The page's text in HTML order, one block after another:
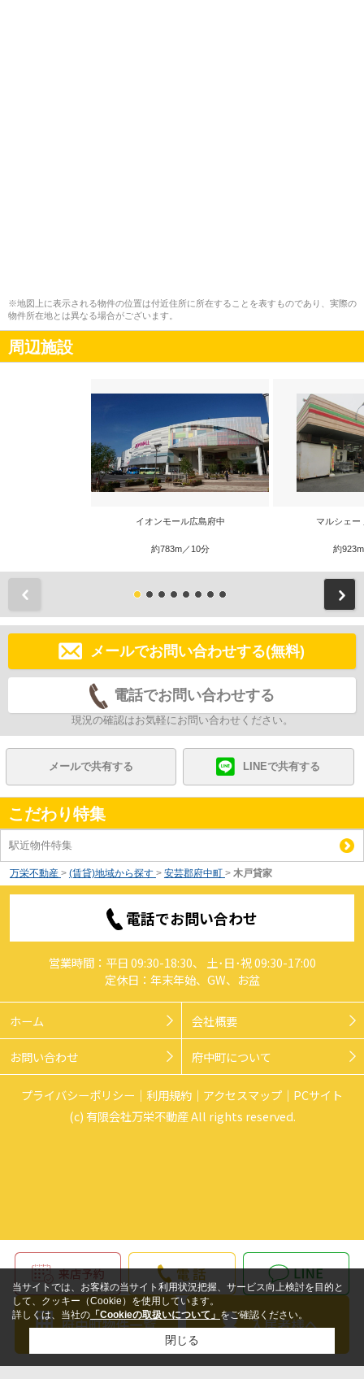
※地図上に表示される物件の位置は付近住所に所在することを表すものであり、実際の
物件所在地とは異なる場合がございます。
周辺施設
イオンモール広島府中
約783m／10分
マルシェー
約
メールでお問い合わせする(無料)
電話でお問い合わせする
現況の確認はお気軽にお問い合わせください。
メールで共有する LINEで共有する
こだわり特集
駅近物件特集
万栄不動産 > (賃貸)地域から探す > 安芸郡府中町 > 木戸貸家
電話でお問い合わせ
営業時間：平日 09:30-18:30、 土･日･祝 09:30-17:00
定休日：年末年始、GW、お盆
ホーム 会社概要
お問い合わせ 府中町について
プライバシーポリシー 利用規約 アクセスマップ
PCサイト
(c) 有限会社万栄不動産 All rights reserved.
当サイトでは、お客様の当サイト利用状況把握、サービス向上検討を目的と
して、クッキー（Cookie）を使用しています。
詳しくは、当社の 「Cookieの取扱いについて」 をご確認ください。
閉じる